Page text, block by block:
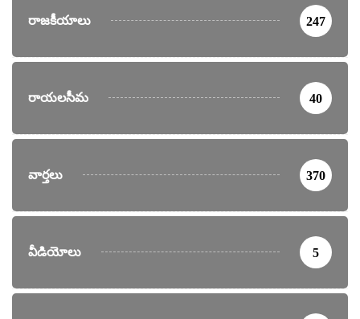
రాజకీయాలు 247
రాయలసీమ 40
వార్తలు 370
వీడియోలు 5